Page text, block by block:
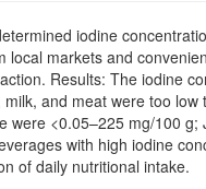
iodine
local markets and
Results: The iodine
and meat were too
were <0.05–225 mg/100
with high iodine
of daily nutritional intake.